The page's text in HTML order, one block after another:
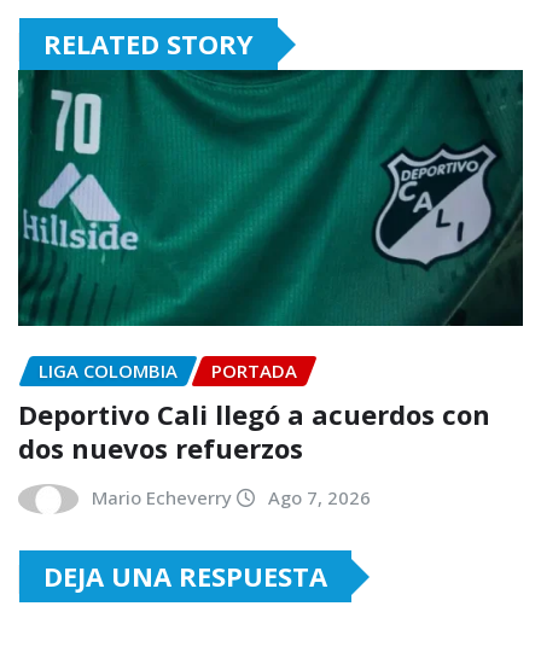
RELATED STORY
LIGA COLOMBIA PORTADA
Deportivo Cali llegó a acuerdos con
dos nuevos refuerzos
Mario Echeverry Ago 7, 2026
DEJA UNA RESPUESTA